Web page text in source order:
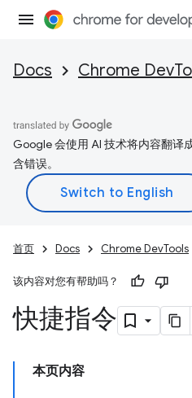
Docs Chrome
Google 会使用 AI 技术将内容翻译
含错误。
首页 Docs Chrome DevTools
该内容对您有帮助吗？
快捷指令
本页内容